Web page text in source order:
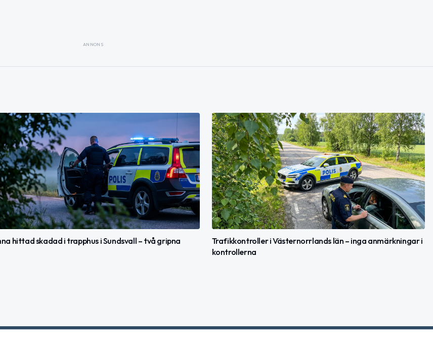
ANNONS
hittad skadad i trapphus i Sundsvall – två gripna
Trafikkontroller i Västernorrlands län – inga anmärkningar i
kontrollerna